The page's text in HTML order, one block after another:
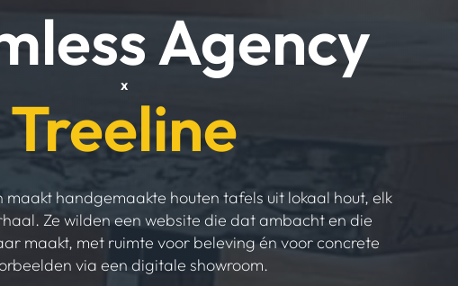
Agency
x
Treeline
maakt handgemaakte houten tafels uit lokaal hout, elk
Ze wilden een website die dat ambacht en die
maakt, met ruimte voor beleving én voor concrete
via een digitale showroom.